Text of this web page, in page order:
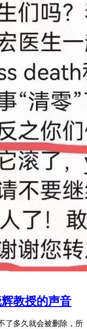
教授的声音
了多久就会被删除，所